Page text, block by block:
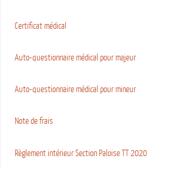
Certificat médical
Auto-questionnaire médical pour majeur
Auto-questionnaire médical pour mineur
Note de frais
Règlement intérieur Section Paloise TT 2020